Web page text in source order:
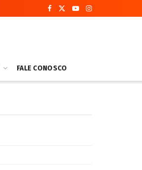
FALE CONOSCO